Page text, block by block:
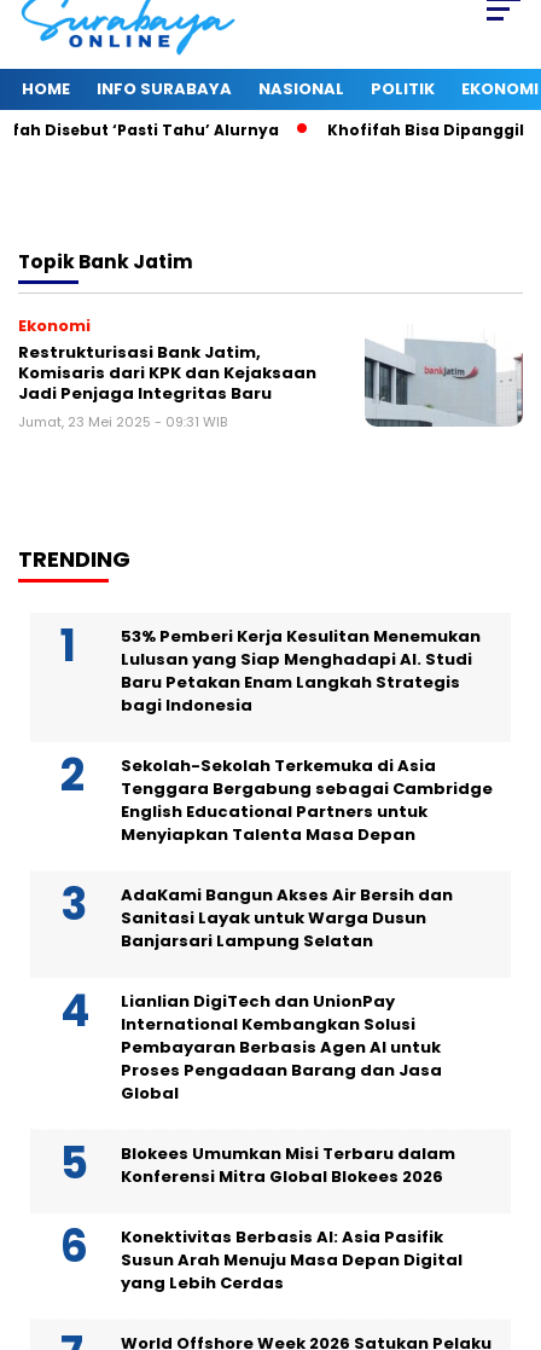
HOME INFO SURABAYA NASIONAL POLITIK EKONOMI
Disebut ‘Pasti Tahu’ Alurnya Khofifah Bisa Dipanggil
TopikBank Jatim
Ekonomi
Restrukturisasi Bank Jatim,
Komisaris dari KPK dan Kejaksaan
Jadi Penjaga Integritas Baru
Jumat, 23 Mei 2025 - 09:31 WIB
TRENDING
53% Pemberi Kerja Kesulitan Menemukan
Lulusan yang Siap Menghadapi AI. Studi
Baru Petakan Enam Langkah Strategis
bagi Indonesia
Sekolah-Sekolah Terkemuka di Asia
Tenggara Bergabung sebagai Cambridge
English Educational Partners untuk
Menyiapkan Talenta Masa Depan
AdaKami Bangun Akses Air Bersih dan
Sanitasi Layak untuk Warga Dusun
Banjarsari Lampung Selatan
Lianlian DigiTech dan UnionPay
International Kembangkan Solusi
Pembayaran Berbasis Agen AI untuk
Proses Pengadaan Barang dan Jasa
Global
Blokees Umumkan Misi Terbaru dalam
Konferensi Mitra Global Blokees 2026
Konektivitas Berbasis AI: Asia Pasifik
Susun Arah Menuju Masa Depan Digital
yang Lebih Cerdas
World Offshore Week 2026 Satukan Pelaku